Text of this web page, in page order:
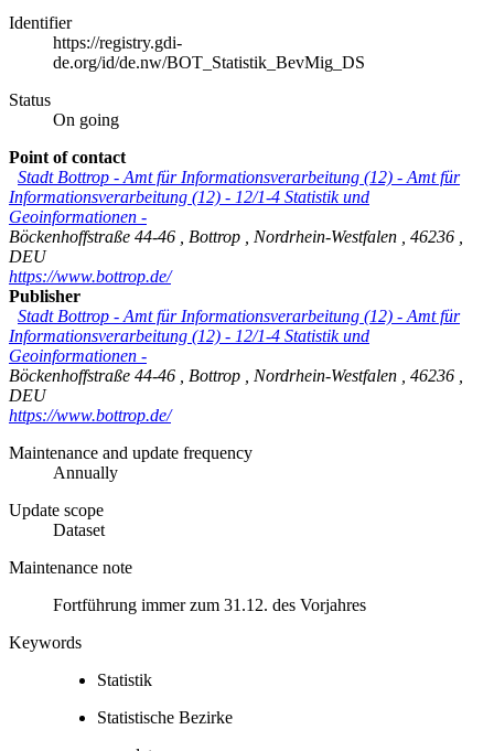
Identifier
https://registry.gdi-
de.org/id/de.nw/BOT_Statistik_BevMig_DS
Status
On going
Point of contact
Stadt Bottrop - Amt für Informationsverarbeitung (12) - Amt für
Informationsverarbeitung (12) - 12/1-4 Statistik und
Geoinformationen -
Böckenhoffstraße 44-46
Bottrop Nordrhein-Westfalen 46236
DEU
https://www.bottrop.de/
Publisher
Stadt Bottrop - Amt für Informationsverarbeitung (12) - Amt für
Informationsverarbeitung (12) - 12/1-4 Statistik und
Geoinformationen -
Böckenhoffstraße 44-46
Bottrop Nordrhein-Westfalen 46236
DEU
https://www.bottrop.de/
Maintenance and update frequency
Annually
Update scope
Dataset
Maintenance note
Fortführung immer zum 31.12. des Vorjahres
Keywords
Statistik
Statistische Bezirke